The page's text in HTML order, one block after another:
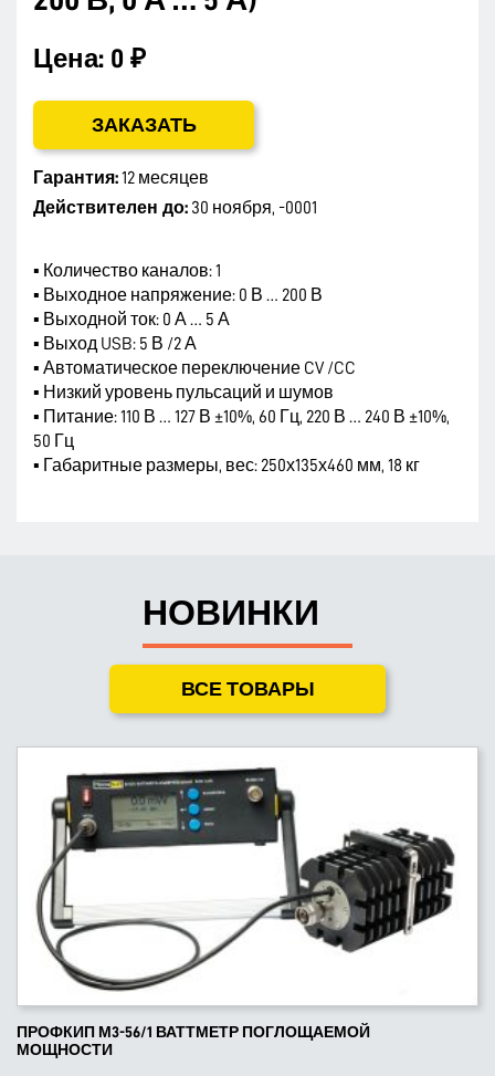
Цена: 0 ₽
ЗАКАЗАТЬ
Гарантия:12 месяцев
Действителен до: 30 ноября, -0001
▪ Количество каналов: 1
▪ Выходное напряжение: 0 В … 200 В
▪ Выходной ток: 0 А … 5 А
▪ Выход USB: 5 В /2 А
▪ Автоматическое переключение CV /CC
▪ Низкий уровень пульсаций и шумов
▪ Питание: 110 В … 127 В ±10%, 60 Гц, 220 В … 240 В ±10%,
50 Гц
▪ Габаритные размеры, вес: 250х135х460 мм, 18 кг
НОВИНКИ
ВСЕ ТОВАРЫ
ПРОФКИП М3-56/1 ВАТТМЕТР ПОГЛОЩАЕМОЙ
МОЩНОСТИ